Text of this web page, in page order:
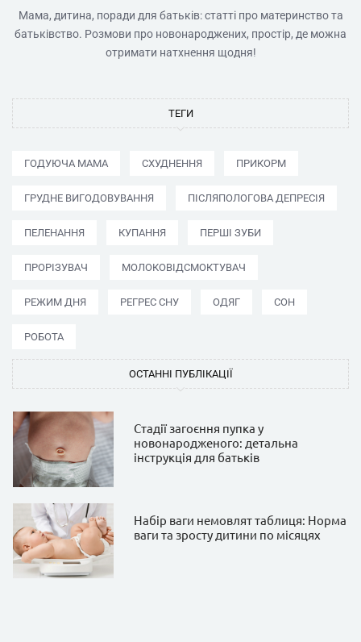
Мама, дитина, поради для батьків: статті про материнство та
батьківство. Розмови про новонароджених, простір, де можна
отримати натхнення щодня!
ТЕГИ
ГОДУЮЧА МАМА СХУДНЕННЯ ПРИКОРМ
ГРУДНЕ ВИГОДОВУВАННЯ ПІСЛЯПОЛОГОВА ДЕПРЕСІЯ
ПЕЛЕНАННЯ КУПАННЯ ПЕРШІ ЗУБИ
ПРОРІЗУВАЧ МОЛОКОВІДСМОКТУВАЧ
РЕЖИМ ДНЯ РЕГРЕС СНУ ОДЯГ СОН
РОБОТА
ОСТАННІ ПУБЛІКАЦІЇ
Стадії загоєння пупка у
новонародженого: детальна
інструкція для батьків
Набір ваги немовлят таблиця: Норма
ваги та зросту дитини по місяцях